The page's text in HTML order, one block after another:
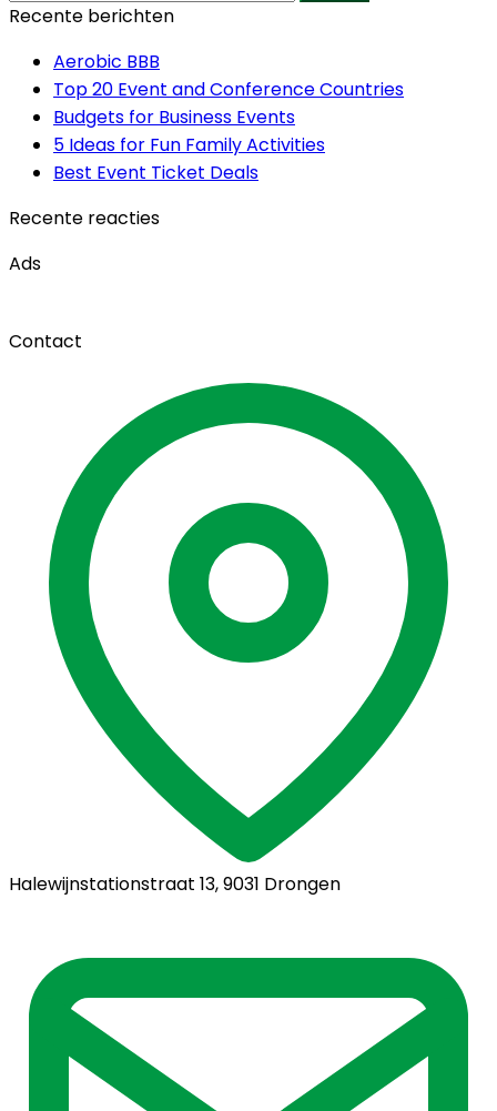
Recente berichten
Aerobic BBB
Top 20 Event and Conference Countries
Budgets for Business Events
5 Ideas for Fun Family Activities
Best Event Ticket Deals
Recente reacties
Ads
Contact
Halewijnstationstraat 13, 9031 Drongen